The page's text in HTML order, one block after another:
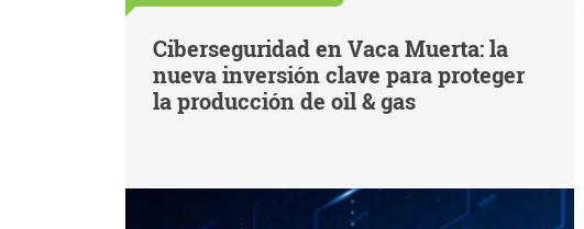
Ciberseguridad en Vaca Muerta: la
nueva inversión clave para proteger
la producción de oil & gas